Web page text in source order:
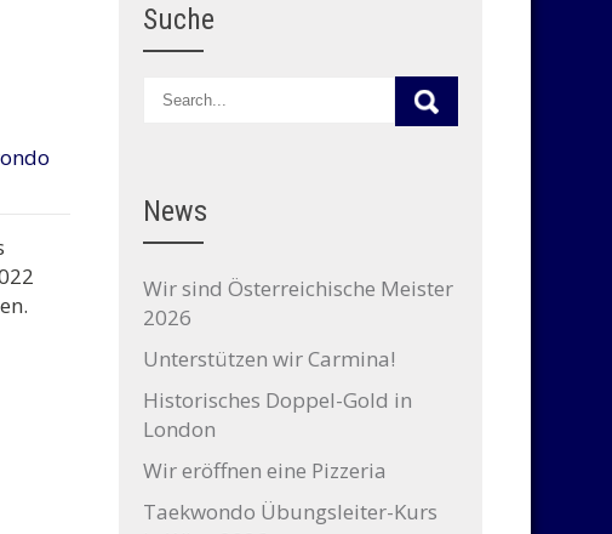
Suche
News
Wir sind Österreichische Meister
2026
Unterstützen wir Carmina!
Historisches Doppel-Gold in
London
Wir eröffnen eine Pizzeria
Taekwondo Übungsleiter-Kurs